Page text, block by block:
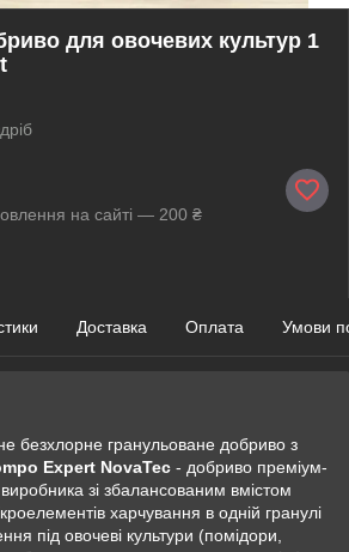
для овочевих культур 1
на сайті — 200 ₴
Доставка Оплата Умови
безхлорне гранульоване добриво з
Expert NovaTec - добриво преміум-
виробника зі збалансованим вмістом
харчування в одній гранулі
під овочеві культури (помідори,